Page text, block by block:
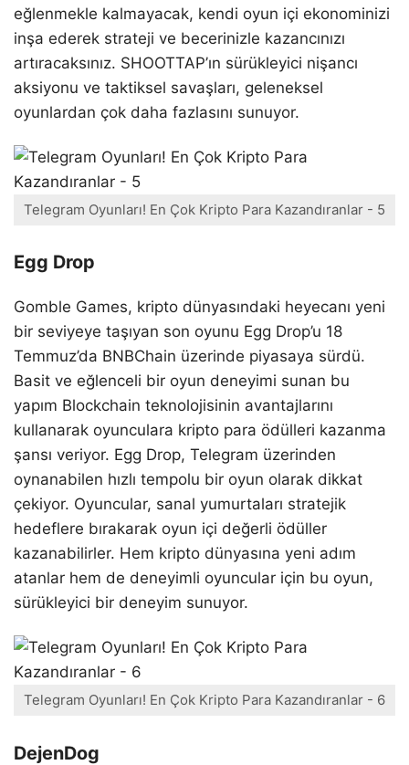
eğlenmekle kalmayacak, kendi oyun içi ekonominizi
inşa ederek strateji ve becerinizle kazancınızı
artıracaksınız. SHOOTTAP’ın sürükleyici nişancı
aksiyonu ve taktiksel savaşları, geleneksel
oyunlardan çok daha fazlasını sunuyor.
Telegram Oyunları! En Çok Kripto Para Kazandıranlar - 5
Egg Drop
Gomble Games, kripto dünyasındaki heyecanı yeni
bir seviyeye taşıyan son oyunu Egg Drop’u 18
Temmuz’da BNBChain üzerinde piyasaya sürdü.
Basit ve eğlenceli bir oyun deneyimi sunan bu
yapım Blockchain teknolojisinin avantajlarını
kullanarak oyunculara kripto para ödülleri kazanma
şansı veriyor. Egg Drop, Telegram üzerinden
oynanabilen hızlı tempolu bir oyun olarak dikkat
çekiyor. Oyuncular, sanal yumurtaları stratejik
hedeflere bırakarak oyun içi değerli ödüller
kazanabilirler. Hem kripto dünyasına yeni adım
atanlar hem de deneyimli oyuncular için bu oyun,
sürükleyici bir deneyim sunuyor.
Telegram Oyunları! En Çok Kripto Para Kazandıranlar - 6
DejenDog